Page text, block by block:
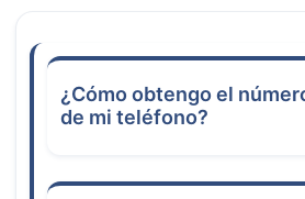
¿Cómo obtengo el
de mi teléfono?